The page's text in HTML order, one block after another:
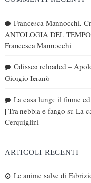
Francesca Mannocchi,
ANTOLOGIA DEL
Francesca Mannocchi
Odisseo reloaded –
Giorgio Ieranò
La casa lungo il fiume
| Tra nebbia e fango su La
Cerquiglini
ARTICOLI RECENTI
Le anime salve di